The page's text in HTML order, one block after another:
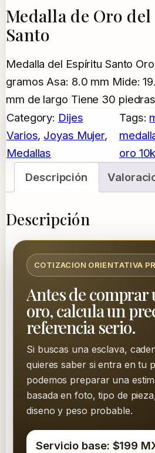
Medalla de Oro
Santo
Medalla del Espíritu Santo Oro
gramos Asa: 8.0 mm Mide:
mm de largo Tiene 30
Category: Dijes
Varios, Joyas Mujer
Medallas
Tags:
oro 10k
Descripción
Descripción
COTIZACION ORIENTATIVA
Antes de comprar
oro, calcula un
referencia serio.
Si buscas una esclava,
quieres saber si entra en tu
podemos preparar una
basada en foto, tipo de
diseno y peso probable.
Servicio base: $199